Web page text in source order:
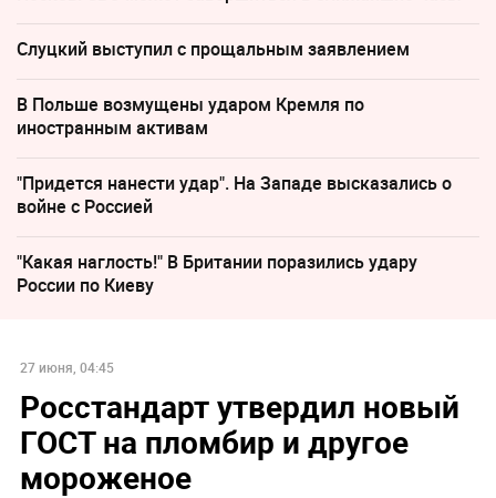
Слуцкий выступил с прощальным заявлением
В Польше возмущены ударом Кремля по
иностранным активам
"Придется нанести удар". На Западе высказались о
войне с Россией
"Какая наглость!" В Британии поразились удару
России по Киеву
27 июня, 04:45
Росстандарт утвердил новый
ГОСТ на пломбир и другое
мороженое